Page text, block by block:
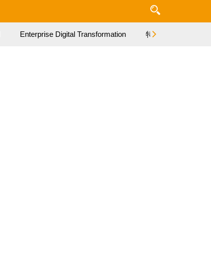
Enterprise Digital Transformation 特集